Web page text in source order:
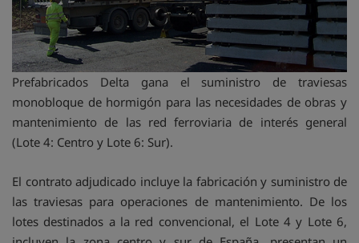
Prefabricados Delta gana el suministro de traviesas
monobloque de hormigón para las necesidades de obras y
mantenimiento de las red ferroviaria de interés general
(Lote 4: Centro y Lote 6: Sur).
El contrato adjudicado incluye la fabricación y suministro de
las traviesas para operaciones de mantenimiento. De los
lotes destinados a la red convencional, el Lote 4 y Lote 6,